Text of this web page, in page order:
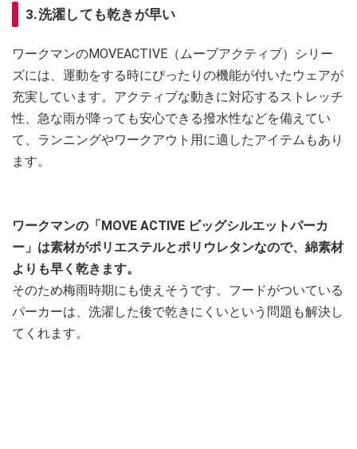
3.洗濯しても乾きが早い
ワークマンのMOVEACTIVE（ムーブアクティブ）シリー
ズには、運動をする時にぴったりの機能が付いたウェアが
充実しています。アクティブな動きに対応するストレッチ
性、急な雨が降っても安心できる撥水性などを備えてい
て、ランニングやワークアウト用に適したアイテムもあり
ます。
ワークマンの「MOVE ACTIVE ビッグシルエットパーカ
ー」は素材がポリエステルとポリウレタンなので、綿素材
よりも早く乾きます。
そのため梅雨時期にも使えそうです。フードがついている
パーカーは、洗濯した後で乾きにくいという問題も解決し
てくれます。